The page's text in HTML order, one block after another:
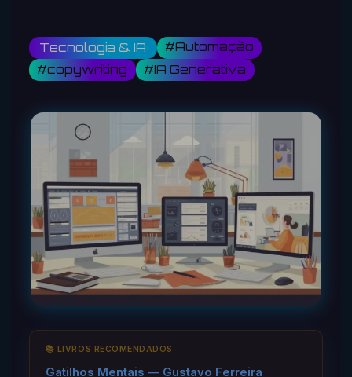
Tecnologia & IA
#Automação
#copywriting
#IA Generativa
📚 LIVROS RECOMENDADOS
Gatilhos Mentais — Gustavo Ferreira